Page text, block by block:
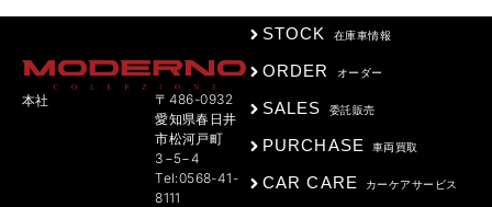
本社
〒486-0932
愛知県春日井
市松河戸町
3−5−4
Tel:0568-41-
8111
STOCK 在庫車情報
ORDER オーダー
SALES 委託販売
PURCHASE 車両買取
CAR CARE カーケアサービス